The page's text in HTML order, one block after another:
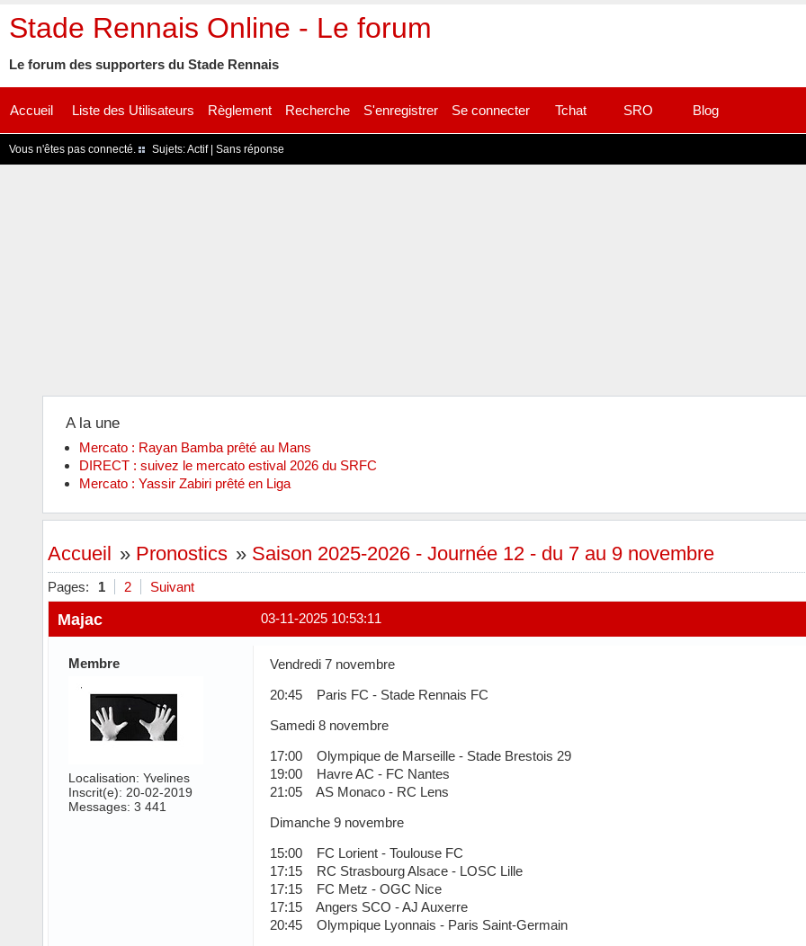
Stade Rennais Online - Le forum
Le forum des supporters du Stade Rennais
Accueil Liste des Utilisateurs Règlement Recherche S'enregistrer Se connecter Tchat SRO Blog
Vous n'êtes pas connecté. Sujets:Actif| Sans réponse
A la une
Mercato : Rayan Bamba prêté au Mans
DIRECT : suivez le mercato estival 2026 du SRFC
Mercato : Yassir Zabiri prêté en Liga
Accueil » Pronostics » Saison 2025-2026 - Journée 12 - du 7 au 9 novembre
Pages: 1 2 Suivant
03-11-2025 10:53:11
Majac
Membre
Localisation: Yvelines
Inscrit(e): 20-02-2019
Messages: 3 441
Vendredi 7 novembre
20:45 Paris FC - Stade Rennais FC
Samedi 8 novembre
17:00 Olympique de Marseille - Stade Brestois 29
19:00 Havre AC - FC Nantes
21:05 AS Monaco - RC Lens
Dimanche 9 novembre
15:00 FC Lorient - Toulouse FC
17:15 RC Strasbourg Alsace - LOSC Lille
17:15 FC Metz - OGC Nice
17:15 Angers SCO - AJ Auxerre
20:45 Olympique Lyonnais - Paris Saint-Germain